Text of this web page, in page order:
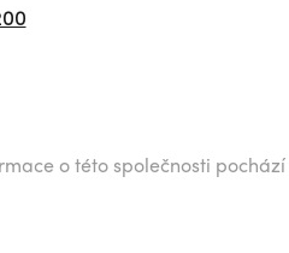
o této společnosti